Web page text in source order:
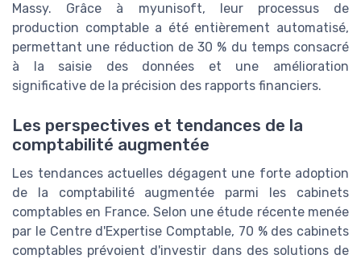
Massy. Grâce à myunisoft, leur processus de
production comptable a été entièrement automatisé,
permettant une réduction de 30 % du temps consacré
à la saisie des données et une amélioration
significative de la précision des rapports financiers.
Les perspectives et tendances de la
comptabilité augmentée
Les tendances actuelles dégagent une forte adoption
de la comptabilité augmentée parmi les cabinets
comptables en France. Selon une étude récente menée
par le Centre d'Expertise Comptable, 70 % des cabinets
comptables prévoient d'investir dans des solutions de